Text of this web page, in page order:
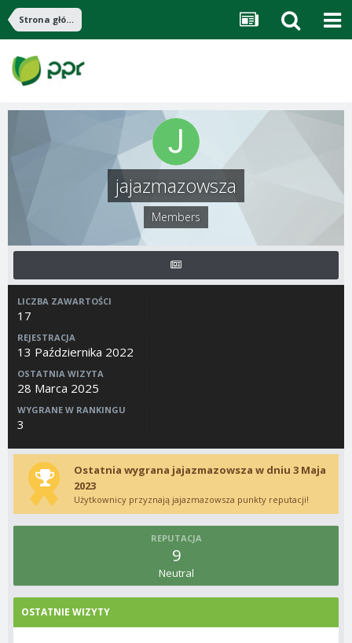
Strona główna
jajazmazowsza
Members
LICZBA ZAWARTOŚCI
17
REJESTRACJA
13 Października 2022
OSTATNIA WIZYTA
28 Marca 2025
WYGRANE W RANKINGU
3
Ostatnia wygrana jajazmazowsza w dniu 3 Maja
2023
Użytkownicy przyznają jajazmazowsza punkty reputacji!
REPUTACJA
9
Neutral
OSTATNIE WIZYTY